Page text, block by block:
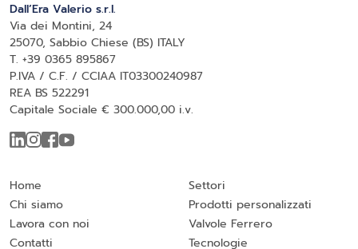
Dall’Era Valerio s.r.l.
Via dei Montini, 24
25070, Sabbio Chiese (BS) ITALY
T. +39 0365 895867
P.IVA / C.F. / CCIAA IT03300240987
REA BS 522291
Capitale Sociale € 300.000,00 i.v.
Home
Chi siamo
Lavora con noi
Contatti
Settori
Prodotti personalizzati
Valvole Ferrero
Tecnologie